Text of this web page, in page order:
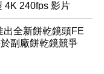
4K 240fps 影片
出全新餅乾鏡頭FE
副廠餅乾鏡競爭